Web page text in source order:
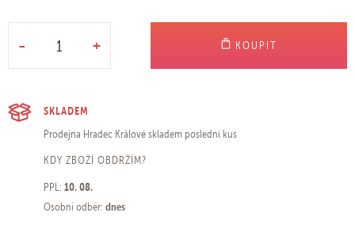
- + KOUPIT
SKLADEM
Prodejna Hradec Královéskladem poslední kus
KDY ZBOŽÍ OBDRŽÍM?
PPL: 10. 08.
Osobní odběr: dnes